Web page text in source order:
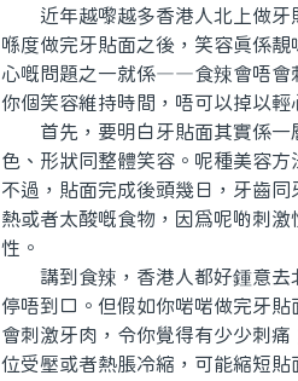
近年越嚟越多香港人北上做牙
喺度做完牙貼面之後，笑容真係
心嘅問題之一就係——食辣會唔會
你個笑容維持時間，唔可以掉以輕
首先，要明白牙貼面其實係一
色、形狀同整體笑容。呢種美容
不過，貼面完成後頭幾日，牙齒
熱或者太酸嘅食物，因為呢啲刺
性。
講到食辣，香港人都好鍾意去
停唔到口。但假如你啱啱做完牙
會刺激牙肉，令你覺得有少少刺
位受壓或者熱脹冷縮，可能縮短貼